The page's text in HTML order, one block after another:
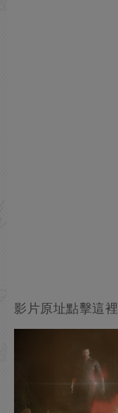
影片原址點擊這裡